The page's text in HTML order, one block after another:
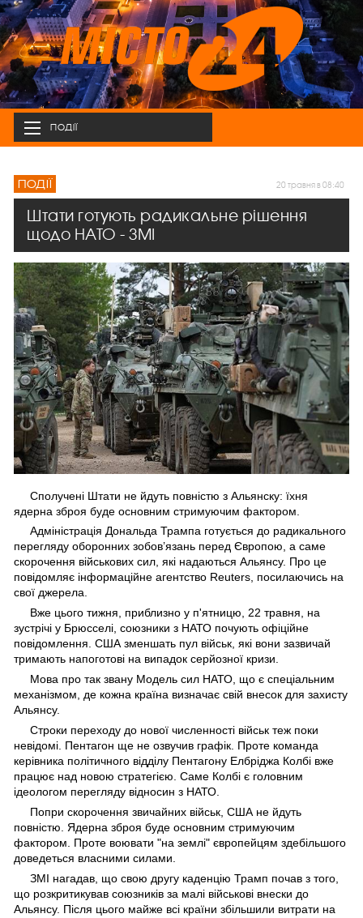
ПОДІЇ
ПОДІЇ 20 травня в 08:40
Штати готують радикальне рішення
щодо НАТО - ЗМІ
Сполучені Штати не йдуть повністю з Альянску: їхня
ядерна зброя буде основним стримуючим фактором.
Адміністрація Дональда Трампа готується до радикального
перегляду оборонних зобов’язань перед Європою, а саме
скорочення військових сил, які надаються Альянсу. Про це
повідомляє інформаційне агентство Reuters, посилаючись на
свої джерела.
Вже цього тижня, приблизно у п'ятницю, 22 травня, на
зустрічі у Брюсселі, союзники з НАТО почують офіційне
повідомлення. США зменшать пул військ, які вони зазвичай
тримають напоготові на випадок серйозної кризи.
Мова про так звану Модель сил НАТО, що є спеціальним
механізмом, де кожна країна визначає свій внесок для захисту
Альянсу.
Строки переходу до нової численності військ теж поки
невідомі. Пентагон ще не озвучив графік. Проте команда
керівника політичного відділу Пентагону Елбріджа Колбі вже
працює над новою стратегією. Саме Колбі є головним
ідеологом перегляду відносин з НАТО.
Попри скорочення звичайних військ, США не йдуть
повністю. Ядерна зброя буде основним стримуючим
фактором. Проте воювати "на землі" європейцям здебільшого
доведеться власними силами.
ЗМІ нагадав, що свою другу каденцію Трамп почав з того,
що розкритикував союзників за малі військові внески до
Альянсу. Після цього майже всі країни збільшили витрати на